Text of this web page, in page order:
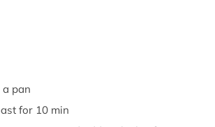
pan
for 10 min